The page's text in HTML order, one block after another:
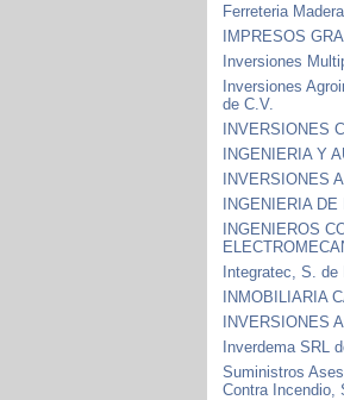
Ferreteria
IMPRESOS
Inversiones
Inversiones
de C.V.
INVERSIONES
INGENIERIA Y
INVERSIONES
INGENIERIA DE
INGENIEROS
Integratec, S. de
INMOBILIARIA
INVERSIONES
Inverdema SRL
Suministros
Contra Incendio,